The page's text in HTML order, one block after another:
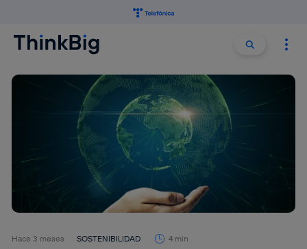
Buscar
Hace 3 meses SOSTENIBILIDAD 4 min